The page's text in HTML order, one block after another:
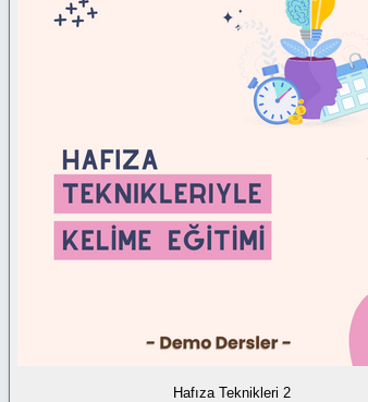
Hafıza Teknikleri 2